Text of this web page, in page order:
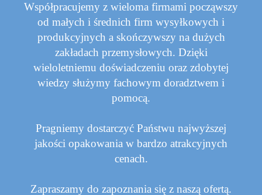
Współpracujemy z wieloma firmami począwszy
od małych i średnich firm wysyłkowych i
produkcyjnych a skończywszy na dużych
zakładach przemysłowych. Dzięki
wieloletniemu doświadczeniu oraz zdobytej
wiedzy służymy fachowym doradztwem i
pomocą.
Pragniemy dostarczyć Państwu najwyższej
jakości opakowania w bardzo atrakcyjnych
cenach.
Zapraszamy do zapoznania się z naszą ofertą.